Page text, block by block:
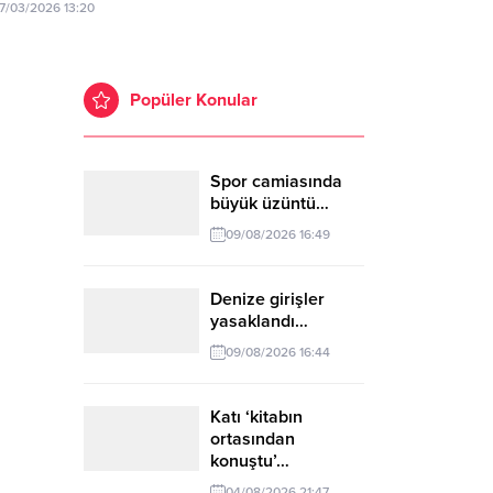
03/2026 13:20
Popüler Konular
Spor camiasında
büyük üzüntü…
09/08/2026 16:49
Denize girişler
yasaklandı…
09/08/2026 16:44
Katı ‘kitabın
ortasından
konuştu’…